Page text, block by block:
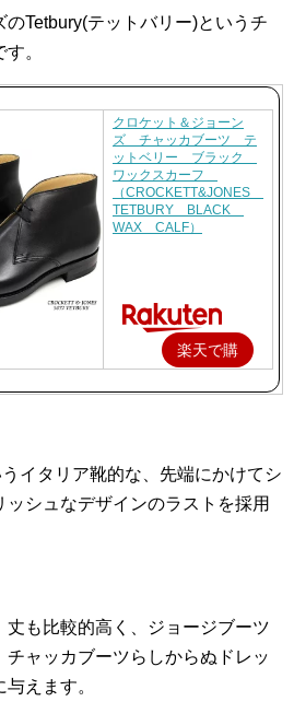
Tetbury(テットバリー)というチ
。
クロケット＆ジョーン
ズ チャッカブーツ テ
ットベリー ブラック
ワックスカーフ
（CROCKETT&JONES
TETBURY BLACK
WAX CALF）
楽天で購
イタリア靴的な、先端にかけてシ
ッシュなデザインのラストを採用
も比較的高く、ジョージブーツ
チャッカブーツらしからぬドレッ
えます。